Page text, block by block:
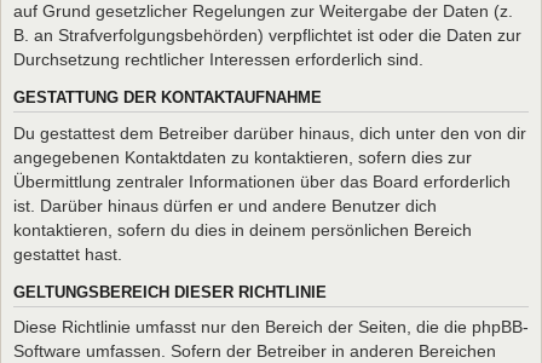
auf Grund gesetzlicher Regelungen zur Weitergabe der Daten (z.
B. an Strafverfolgungsbehörden) verpflichtet ist oder die Daten zur
Durchsetzung rechtlicher Interessen erforderlich sind.
GESTATTUNG DER KONTAKTAUFNAHME
Du gestattest dem Betreiber darüber hinaus, dich unter den von dir
angegebenen Kontaktdaten zu kontaktieren, sofern dies zur
Übermittlung zentraler Informationen über das Board erforderlich
ist. Darüber hinaus dürfen er und andere Benutzer dich
kontaktieren, sofern du dies in deinem persönlichen Bereich
gestattet hast.
GELTUNGSBEREICH DIESER RICHTLINIE
Diese Richtlinie umfasst nur den Bereich der Seiten, die die phpBB-
Software umfassen. Sofern der Betreiber in anderen Bereichen